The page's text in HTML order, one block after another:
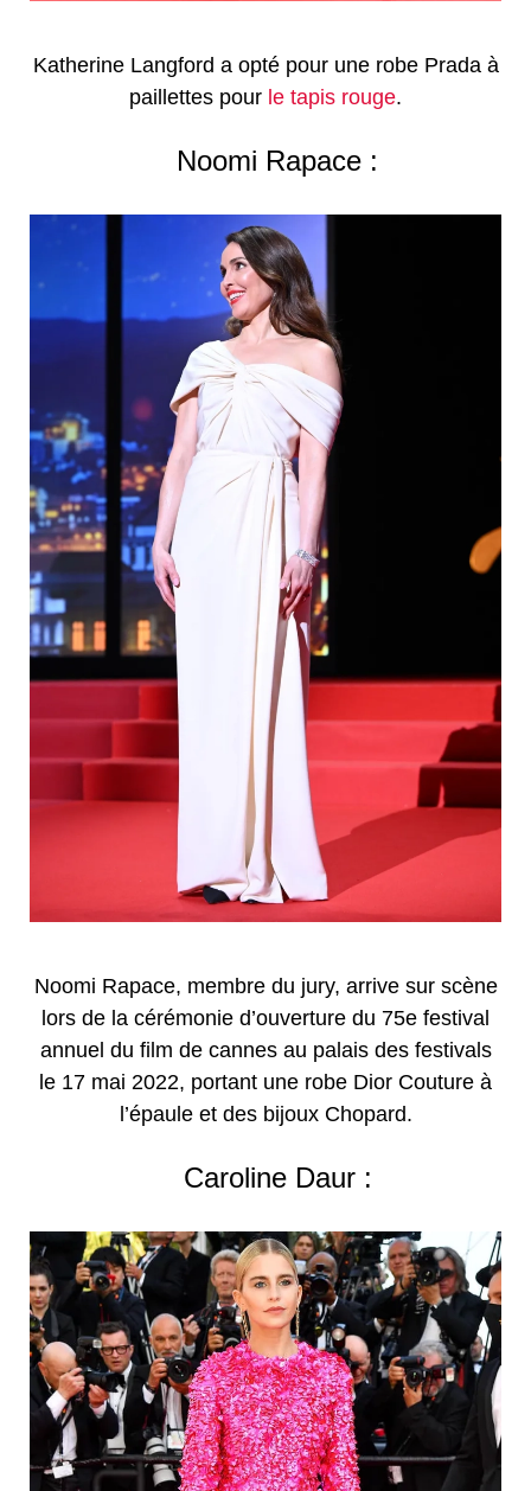
Katherine Langford a opté pour une robe Prada à
paillettes pour le tapis rouge.
Noomi Rapace :
Noomi Rapace, membre du jury, arrive sur scène
lors de la cérémonie d’ouverture du 75e festival
annuel du film de cannes au palais des festivals
le 17 mai 2022, portant une robe Dior Couture à
l’épaule et des bijoux Chopard.
Caroline Daur :